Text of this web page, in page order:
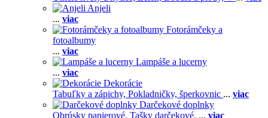
Anjeli
... viac
Fotorámčeky a
fotoalbumy
... viac
Lampáše a lucerny
... viac
Dekorácie
Tabuľky a zápichy, Pokladničky, šperkovnic ... viac
Darčekové doplnky
Obrúsky papierové, Tašky darčekové, ... viac